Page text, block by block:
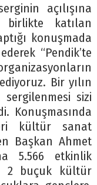
açılışına
birlikte katılan
konuşmada
“Pendik’te
Bir yılın
sizi
Konuşmasında
kültür sanat
Başkan Ahmet
5.566 etkinlik
2 buçuk kültür